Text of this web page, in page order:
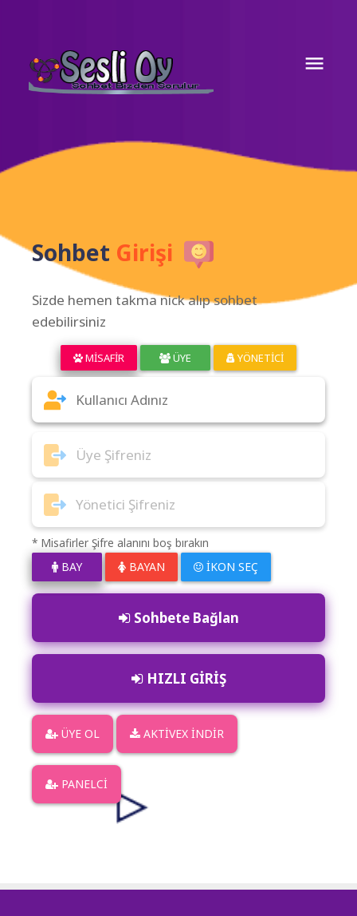
Sohbet Girişi
Sizde hemen takma nick alıp sohbet
edebilirsiniz
MISAFIR ÜYE YÖNETICI
* Misafirler Şifre alanını boş bırakın
BAY
BAYAN İKON SEÇ
Sohbete Bağlan
HIZLI GİRİŞ
ÜYE OL AKTİVEX İNDİR
PANELCİ